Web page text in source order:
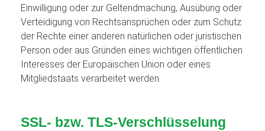
Einwilligung oder zur Geltendmachung, Ausübung oder
Verteidigung von Rechtsansprüchen oder zum Schutz
der Rechte einer anderen natürlichen oder juristischen
Person oder aus Gründen eines wichtigen öffentlichen
Interesses der Europäischen Union oder eines
Mitgliedstaats verarbeitet werden.
SSL- bzw. TLS-Verschlüsselung